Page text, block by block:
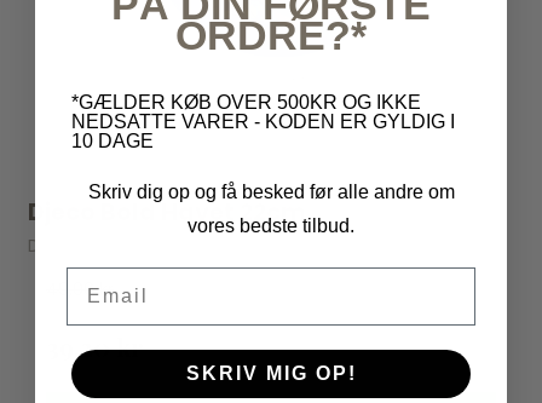
Djeco Bold Havet 22cm
Djeco
49,00 kr
39,20 kr
ORDRE?*
*GÆLDER KØB OVER 500KR OG IKKE
NEDSATTE VARER - KODEN ER GYLDIG I
10 DAGE
Skriv dig op og få besked før alle andre om
vores bedste tilbud.
SKRIV MIG OP!